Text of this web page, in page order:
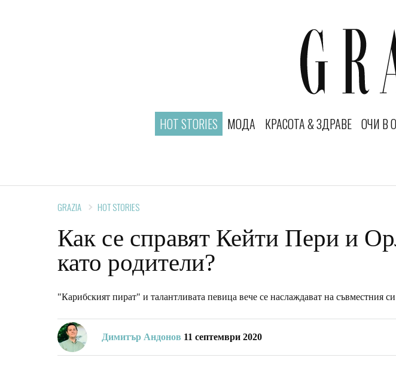
HOT STORIES МОДА КРАСОТА & ЗДРАВЕ ОЧИ В
GRAZIA HOT STORIES
Как се справят Кейти Пери и
като родители?
"Карибският пират" и талантливата певица вече се наслаждават на съвместния
Димитър Андонов 11 септември 2020